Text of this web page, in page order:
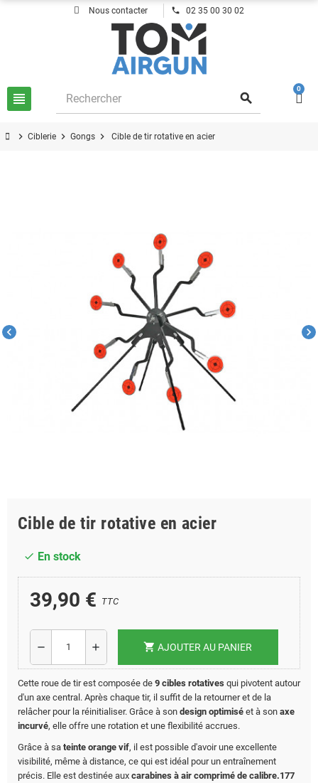
Nous contacter phone 02 35 00 30 02
view_headline search
0
chevron_right Ciblerie chevron_right Gongs chevron_right Cible de tir rotative en acier
chevron_left chevron_right
Cible de tir rotative en acier
check En stock
39,90 € TTC
remove add shopping_cart AJOUTER AU PANIER
Cette roue de tir est composée de 9 cibles rotatives qui pivotent autour
d'un axe central. Après chaque tir, il suffit de la retourner et de la
relâcher pour la réinitialiser. Grâce à son design optimisé et à son axe
incurvé, elle offre une rotation et une flexibilité accrues.
Grâce à sa teinte orange vif, il est possible d'avoir une excellente
visibilité, même à distance, ce qui est idéal pour un entraînement
précis. Elle est destinée aux carabines à air comprimé de calibre.177